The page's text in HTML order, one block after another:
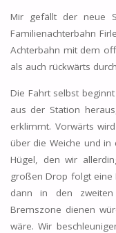
Mir gefällt der neue
Familienachterbahn
Achterbahn mit dem
als auch rückwärts
Die Fahrt selbst
aus der Station
erklimmt. Vorwärts
über die Weiche und
Hügel, den wir
großen Drop folgt eine
dann in den
Bremszone dienen
wäre. Wir